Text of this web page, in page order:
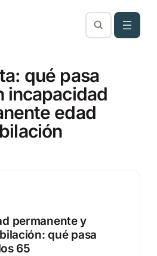
qué pasa
incapacidad
edad
permanente y
qué pasa
65